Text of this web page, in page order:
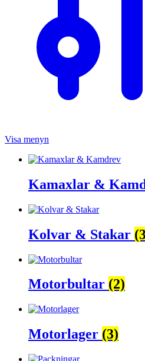
Visa menyn
Kamaxlar &
Kolvar & Stakar
Motorbultar (2)
Motorlager (3)